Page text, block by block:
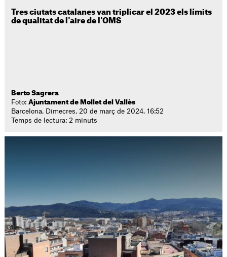
Tres ciutats catalanes van triplicar el 2023 els límits
de qualitat de l'aire de l'OMS
Berto Sagrera
Foto:Ajuntament de Mollet del Vallès
Barcelona. Dimecres, 20 de març de 2024. 16:52
Temps de lectura: 2 minuts